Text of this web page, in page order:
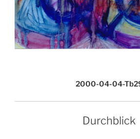
2000-04-04-
Durchblick